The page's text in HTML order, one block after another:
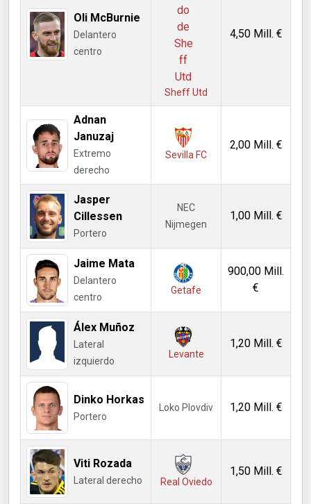
Oli McBurnie
Delantero
centro
Sheff Utd
4,50 Mill. €
Adnan
Januzaj
Extremo
derecho
Sevilla FC
2,00 Mill. €
Jasper
Cillessen
Portero
NEC
Nijmegen
1,00 Mill. €
Jaime Mata
Delantero
centro
Getafe
900,00 Mill.
€
Álex Muñoz
Lateral
izquierdo
Levante
1,20 Mill. €
Dinko Horkas
Portero
Loko Plovdiv 1,20 Mill. €
Viti Rozada
Lateral derecho Real Oviedo
1,50 Mill. €